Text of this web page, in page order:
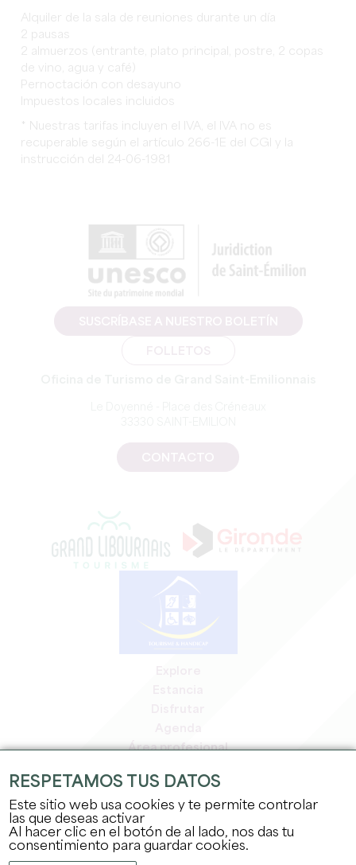
Alquiler de la sala de reuniones durante un día
2 pausas
2 almuerzos (entrante, plato principal, postre, 2 copas
de vino, agua y café)
Pernoctación con desayuno
Impuestos locales incluidos
* Nuestras tarifas incluyen el IVA, el IVA no es
recuperable según el artículo 266-1E del CGI y la
instrucción del 24-06-1981
Área profesional
Espacio prensa
Empleo y prácticas
Información jurídica
Política de confidencialidad
RESPETAMOS TUS DATOS
Este sitio web usa cookies y te permite controlar
las que deseas activar
Al hacer clic en el botón de al lado, nos das tu
consentimiento para guardar cookies.